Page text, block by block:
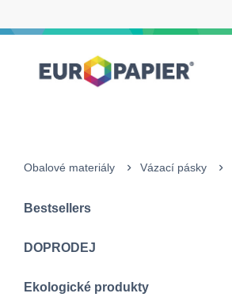
Obalové materiály Vázací pásky
Bestsellers
DOPRODEJ
Ekologické produkty